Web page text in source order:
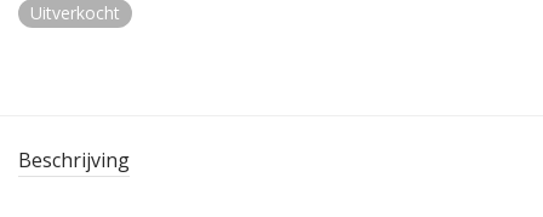
Uitverkocht
Beschrijving